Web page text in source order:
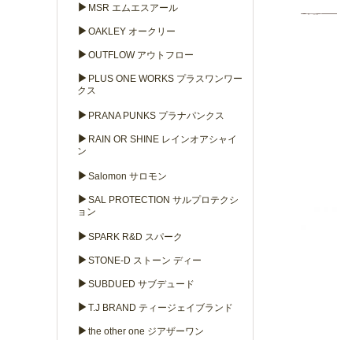
▶ MSR エムエスアール
▶ OAKLEY オークリー
▶ OUTFLOW アウトフロー
▶ PLUS ONE WORKS プラスワンワー
クス
▶ PRANA PUNKS プラナパンクス
▶ RAIN OR SHINE レインオアシャイ
ン
▶ Salomon サロモン
▶ SAL PROTECTION サルプロテクシ
ョン
▶ SPARK R&D スパーク
▶ STONE-D ストーン ディー
▶ SUBDUED サブデュード
▶ T.J BRAND ティージェイブランド
▶ the other one ジアザーワン